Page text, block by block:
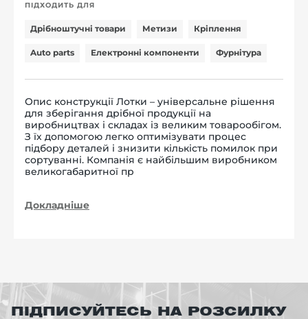
ПІДХОДИТЬ ДЛЯ
Дрібноштучні товари Метизи Кріплення
Auto parts Електронні компоненти Фурнітура
Опис конструкції Лотки – універсальне рішення
для зберігання дрібної продукції на
виробництвах і складах із великим товарообігом.
З їх допомогою легко оптимізувати процес
підбору деталей і знизити кількість помилок при
сортуванні. Компанія є найбільшим виробником
великогабаритної пр
Докладніше
ПІДПИСУЙТЕСЬ НА РОЗСИЛКУ